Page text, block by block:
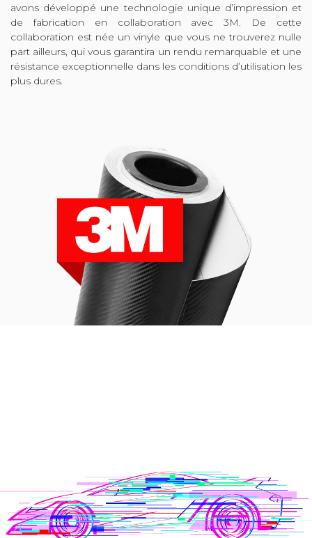
avons développé une technologie unique d’impression et
de fabrication en collaboration avec 3M. De cette
collaboration est née un vinyle que vous ne trouverez nulle
part ailleurs, qui vous garantira un rendu remarquable et une
résistance exceptionnelle dans les conditions d’utilisation les
plus dures.